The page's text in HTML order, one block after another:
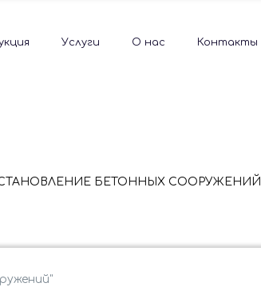
Услуги О нас Контакты
БЕТОННЫХ СООРУЖЕНИЙ